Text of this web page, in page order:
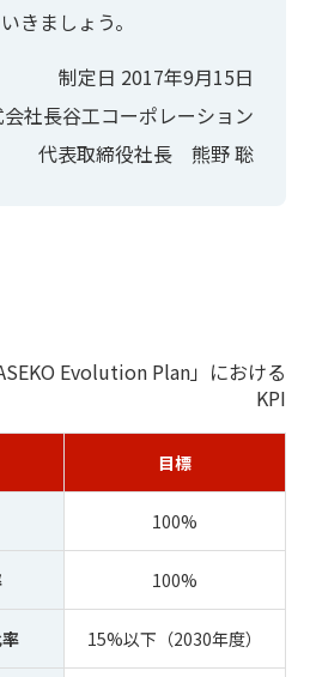
きましょう。
制定日 2017年9月15日
社長谷工コーポレーション
代表取締役社長 熊野 聡
Evolution Plan」における
KPI
目標
100%
100%
15%以下（2030年度）